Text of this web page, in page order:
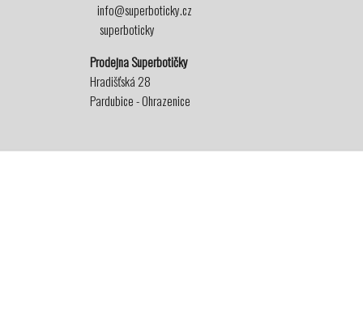
info@superboticky.cz
superboticky
Prodejna Superbotičky
Hradišťská 28
Pardubice - Ohrazenice